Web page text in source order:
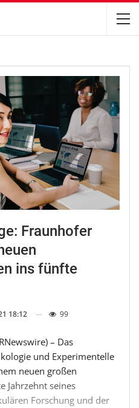
Fraunhofer
ins fünfte
18:12 99
– Das
und Experimentelle
neuen großen
Jahrzehnt seines
Forschung und der